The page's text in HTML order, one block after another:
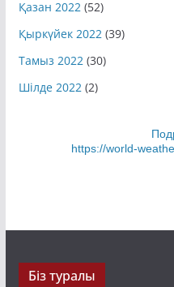
Қазан 2022(52)
Қыркүйек 2022(39)
Тамыз 2022(30)
Шілде 2022(2)
https://world-
Біз туралы